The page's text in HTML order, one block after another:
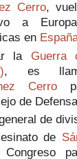
Cerro,
a
en
la Guerra
, es
Cerro
de
de
de